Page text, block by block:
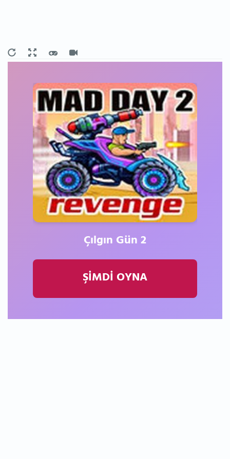
Çılgın Gün 2
ŞİMDİ OYNA